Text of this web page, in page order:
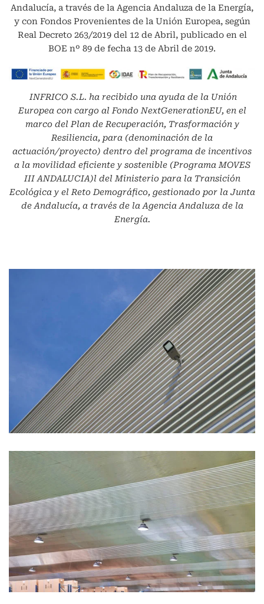
Andalucía, a través de la Agencia Andaluza de la Energía,
y con Fondos Provenientes de la Unión Europea, según
Real Decreto 263/2019 del 12 de Abril, publicado en el
BOE nº 89 de fecha 13 de Abril de 2019.
INFRICO S.L. ha recibido una ayuda de la Unión
Europea con cargo al Fondo NextGenerationEU, en el
marco del Plan de Recuperación, Trasformación y
Resiliencia, para (denominación de la
actuación/proyecto) dentro del programa de incentivos
a la movilidad eficiente y sostenible (Programa MOVES
III ANDALUCIA)l del Ministerio para la Transición
Ecológica y el Reto Demográfico, gestionado por la Junta
de Andalucía, a través de la Agencia Andaluza de la
Energía.